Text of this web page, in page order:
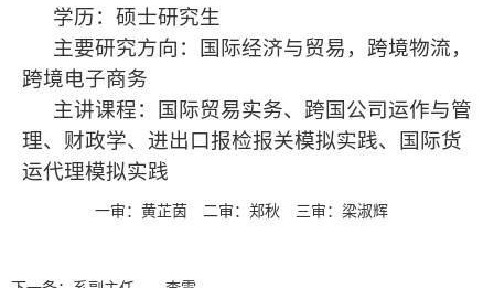
学历：硕士研究生
主要研究方向：国际经济与贸易，跨境物流，
跨境电子商务
主讲课程：国际贸易实务、跨国公司运作与管
理、财政学、进出口报检报关模拟实践、国际货
运代理模拟实践
一审：黄芷茵 二审：郑秋 三审：梁淑辉